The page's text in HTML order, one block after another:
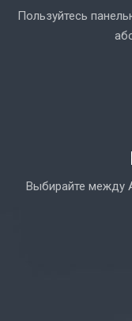
Пользуйтесь
Выбирайте между